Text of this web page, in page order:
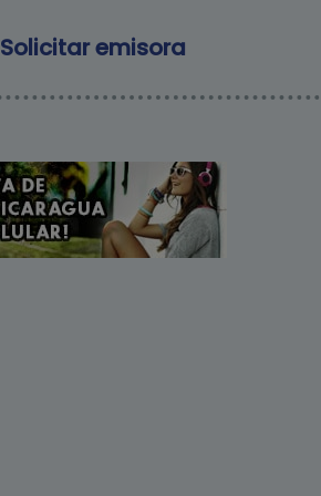
Main navigation
Solicitar emisora